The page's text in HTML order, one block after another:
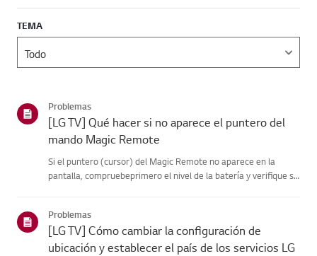
TEMA
Problemas
[LG TV] Qué hacer si no aparece el puntero del
mando Magic Remote
Si el puntero (cursor) del Magic Remote no aparece en la
pantalla, compruebeprimero el nivel de la batería y verifique si
Problemas
[LG TV] Cómo cambiar la configuración de
ubicación y establecer el país de los servicios LG